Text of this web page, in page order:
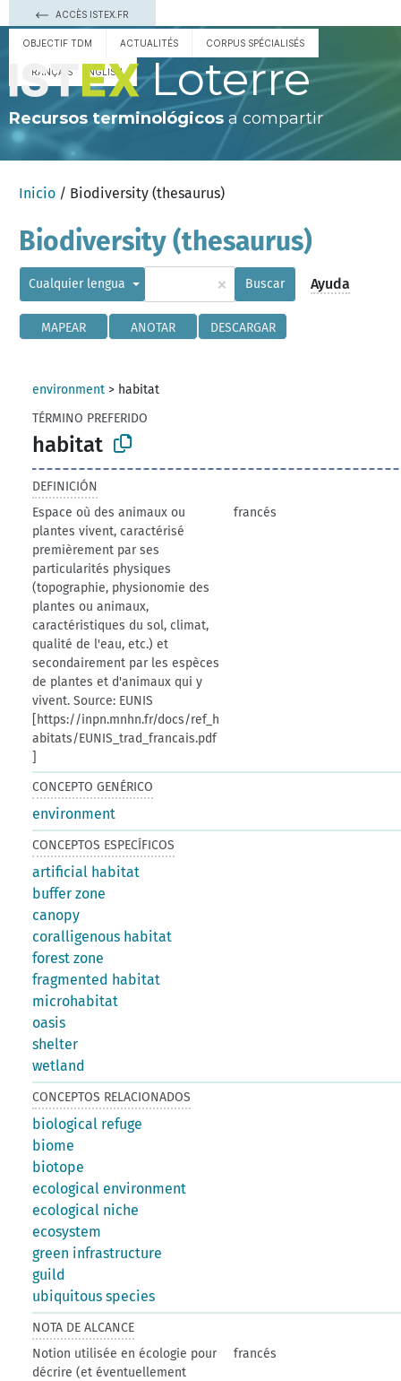
ACCÈS ISTEX.FR
OBJECTIF TDM ACTUALITÉS CORPUS SPÉCIALISÉS
FRANÇAIS ENGLISH Loterre
Recursos terminológicos a compartir
Inicio / Biodiversity (thesaurus)
Biodiversity (thesaurus)
Cualquier lengua × Buscar Ayuda
MAPEAR ANOTAR DESCARGAR
environment > habitat
TÉRMINO PREFERIDO
habitat
DEFINICIÓN
Espace où des animaux ou
plantes vivent, caractérisé
premièrement par ses
particularités physiques
(topographie, physionomie des
plantes ou animaux,
caractéristiques du sol, climat,
qualité de l'eau, etc.) et
secondairement par les espèces
de plantes et d'animaux qui y
vivent. Source: EUNIS
[https://inpn.mnhn.fr/docs/ref_h
abitats/EUNIS_trad_francais.pdf
francés
CONCEPTO GENÉRICO
environment
CONCEPTOS ESPECÍFICOS
artificial habitat
buffer zone
canopy
coralligenous habitat
forest zone
fragmented habitat
microhabitat
oasis
shelter
wetland
CONCEPTOS RELACIONADOS
biological refuge
biome
biotope
ecological environment
ecological niche
ecosystem
green infrastructure
guild
ubiquitous species
NOTA DE ALCANCE
Notion utilisée en écologie pour
décrire (et éventuellement
francés